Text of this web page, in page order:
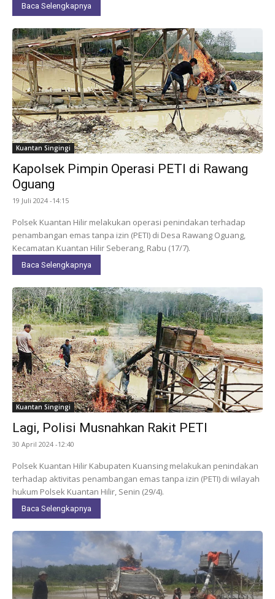
Baca Selengkapnya
Kuantan Singingi
Kapolsek Pimpin Operasi PETI di Rawang
Oguang
19 Juli 2024 -14:15
Polsek Kuantan Hilir melakukan operasi penindakan terhadap
penambangan emas tanpa izin (PETI) di Desa Rawang Oguang,
Kecamatan Kuantan Hilir Seberang, Rabu (17/7).
Baca Selengkapnya
Kuantan Singingi
Lagi, Polisi Musnahkan Rakit PETI
30 April 2024 -12:40
Polsek Kuantan Hilir Kabupaten Kuansing melakukan penindakan
terhadap aktivitas penambangan emas tanpa izin (PETI) di wilayah
hukum Polsek Kuantan Hilir, Senin (29/4).
Baca Selengkapnya